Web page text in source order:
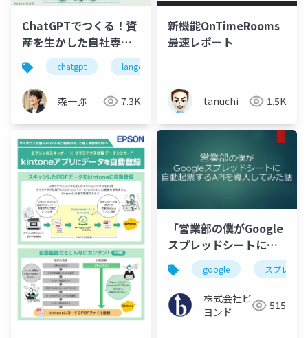
ChatGPTでつくる！資
産を生かした自社専用
チャットで業務効率化
chatgpt langchain
森一弥 7.3K
新機能OnTimeRooms
最速レポート
tanuchi 1.5K
「営業部の僕がGoogle
スプレッドシートに自
動起票するAPIを導入し
てみた話」
google スプレッ
株式会社ビ
ヨンド
515